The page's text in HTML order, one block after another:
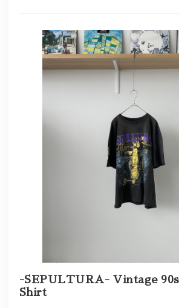
-SEPULTURA- Vintage
Shirt